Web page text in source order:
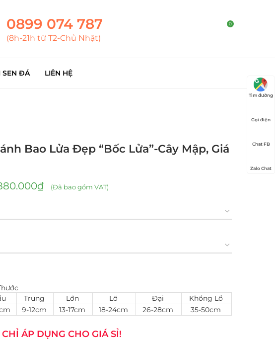
0899 074 787
(8h-21h từ T2-Chủ Nhật)
0
SEN ĐÁ LIÊN HỆ
Bao Lửa Đẹp “Bốc Lửa”-Cây Mập, Giá
₫ (Đã bao gồm VAT)
Trung Lớn Lỡ Đại
Khổng Lồ
9-12cm 13-17cm 18-24cm 26-28cm 35-50cm
ÁP DỤNG CHO GIÁ SỈ!
Tìm đường
Gọi điện
Chat FB
Zalo Chat